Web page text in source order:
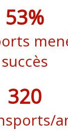
66%
succès
399